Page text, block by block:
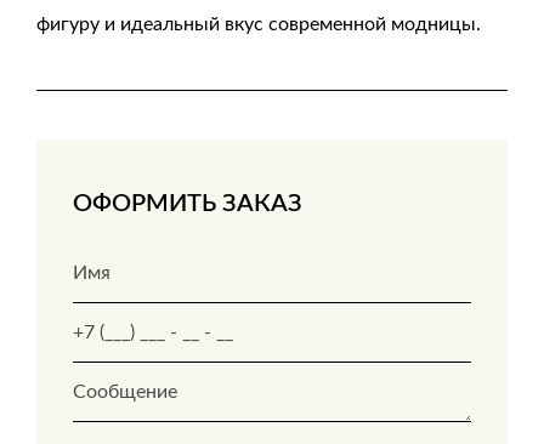
фигуру и идеальный вкус современной модницы.
ОФОРМИТЬ ЗАКАЗ